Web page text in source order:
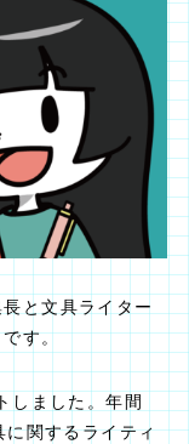
と文具ライター
す。
しました。年間
関するライティ